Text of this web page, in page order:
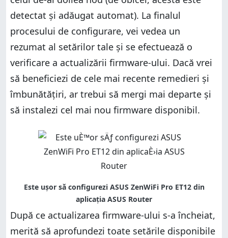
detectat și adăugat automat). La finalul
procesului de configurare, vei vedea un
rezumat al setărilor tale și se efectuează o
verificare a actualizării firmware-ului. Dacă vrei
să beneficiezi de cele mai recente remedieri și
îmbunătățiri, ar trebui să mergi mai departe și
să instalezi cel mai nou firmware disponibil.
După ce actualizarea firmware-ului s-a încheiat,
merită să aprofundezi toate setările disponibile